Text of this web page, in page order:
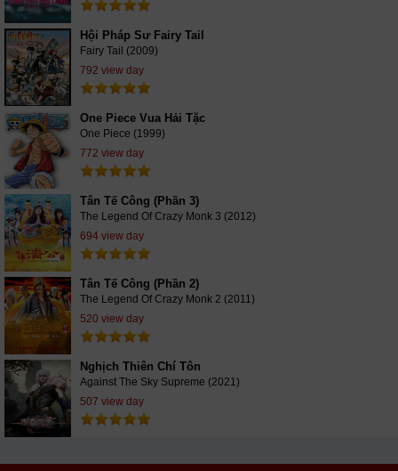
Hội Pháp Sư Fairy Tail
Fairy Tail (2009)
792 view day
One Piece Vua Hải Tặc
One Piece (1999)
772 view day
Tân Tế Công (Phần 3)
The Legend Of Crazy Monk 3 (2012)
694 view day
Tân Tế Công (Phần 2)
The Legend Of Crazy Monk 2 (2011)
520 view day
Nghịch Thiên Chí Tôn
Against The Sky Supreme (2021)
507 view day